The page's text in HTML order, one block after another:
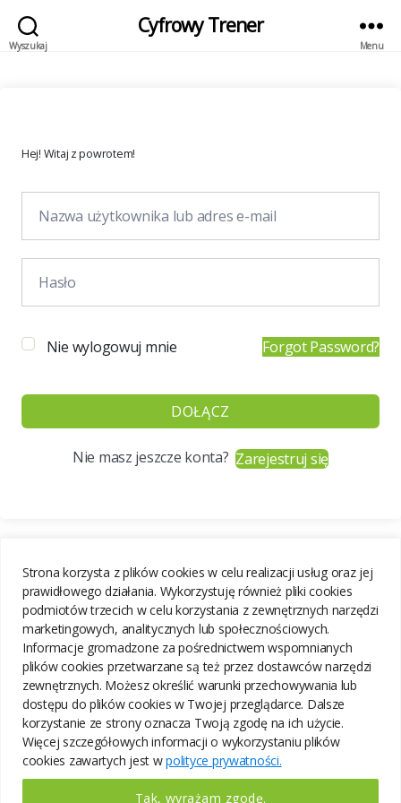
Strona korzysta z plików cookies w celu realizacji usług oraz jej
prawidłowego działania. Wykorzystuję również pliki cookies
podmiotów trzecich w celu korzystania z zewnętrznych narzędzi
marketingowych, analitycznych lub społecznościowych.
Informacje gromadzone za pośrednictwem wspomnianych
plików cookies przetwarzane są też przez dostawców narzędzi
zewnętrznych. Możesz określić warunki przechowywania lub
dostępu do plików cookies w Twojej przeglądarce. Dalsze
korzystanie ze strony oznacza Twoją zgodę na ich użycie.
Więcej szczegółowych informacji o wykorzystaniu plików
cookies zawartych jest wpolityce prywatności.
Tak, wyrażam zgodę.
Wyszukaj
Cyfrowy Trener
Menu
Hej! Witaj z powrotem!
Nie wylogowuj mnie Forgot Password?
DOŁĄCZ
Nie masz jeszcze konta?Zarejestruj się